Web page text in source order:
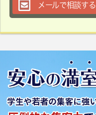
メールで相談する